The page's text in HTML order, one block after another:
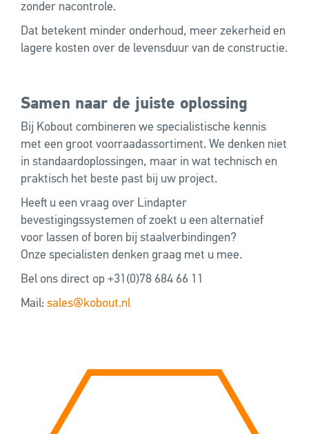
zonder nacontrole.
Dat betekent minder onderhoud, meer zekerheid en
lagere kosten over de levensduur van de constructie.
Samen naar de juiste oplossing
Bij Kobout combineren we specialistische kennis
met een groot voorraadassortiment. We denken niet
in standaardoplossingen, maar in wat technisch en
praktisch het beste past bij uw project.
Heeft u een vraag over Lindapter
bevestigingssystemen of zoekt u een alternatief
voor lassen of boren bij staalverbindingen?
Onze specialisten denken graag met u mee.
Bel ons direct op +31(0)78 684 66 11
Mail: sales@kobout.nl